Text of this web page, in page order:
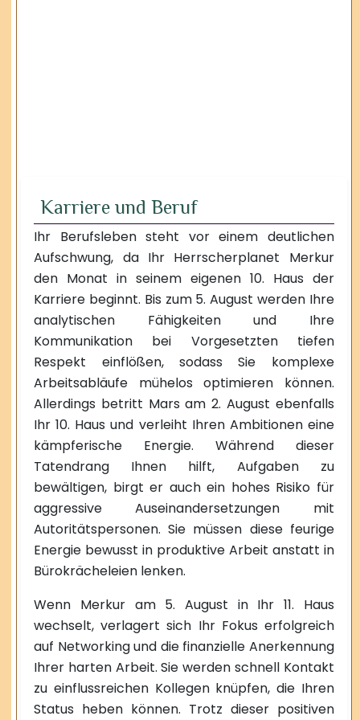
Karriere und Beruf
Ihr Berufsleben steht vor einem deutlichen
Aufschwung, da Ihr Herrscherplanet Merkur
den Monat in seinem eigenen 10. Haus der
Karriere beginnt. Bis zum 5. August werden Ihre
analytischen Fähigkeiten und Ihre
Kommunikation bei Vorgesetzten tiefen
Respekt einflößen, sodass Sie komplexe
Arbeitsabläufe mühelos optimieren können.
Allerdings betritt Mars am 2. August ebenfalls
Ihr 10. Haus und verleiht Ihren Ambitionen eine
kämpferische Energie. Während dieser
Tatendrang Ihnen hilft, Aufgaben zu
bewältigen, birgt er auch ein hohes Risiko für
aggressive Auseinandersetzungen mit
Autoritätspersonen. Sie müssen diese feurige
Energie bewusst in produktive Arbeit anstatt in
Bürokrächeleien lenken.
Wenn Merkur am 5. August in Ihr 11. Haus
wechselt, verlagert sich Ihr Fokus erfolgreich
auf Networking und die finanzielle Anerkennung
Ihrer harten Arbeit. Sie werden schnell Kontakt
zu einflussreichen Kollegen knüpfen, die Ihren
Status heben können. Trotz dieser positiven